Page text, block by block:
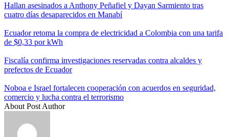
Hallan asesinados a Anthony Peñafiel y Dayan Sarmiento tras
cuatro días desaparecidos en Manabí
Ecuador retoma la compra de electricidad a Colombia con una tarifa
de $0,33 por kWh
Fiscalía confirma investigaciones reservadas contra alcaldes y
prefectos de Ecuador
Noboa e Israel fortalecen cooperación con acuerdos en seguridad,
comercio y lucha contra el terrorismo
About Post Author